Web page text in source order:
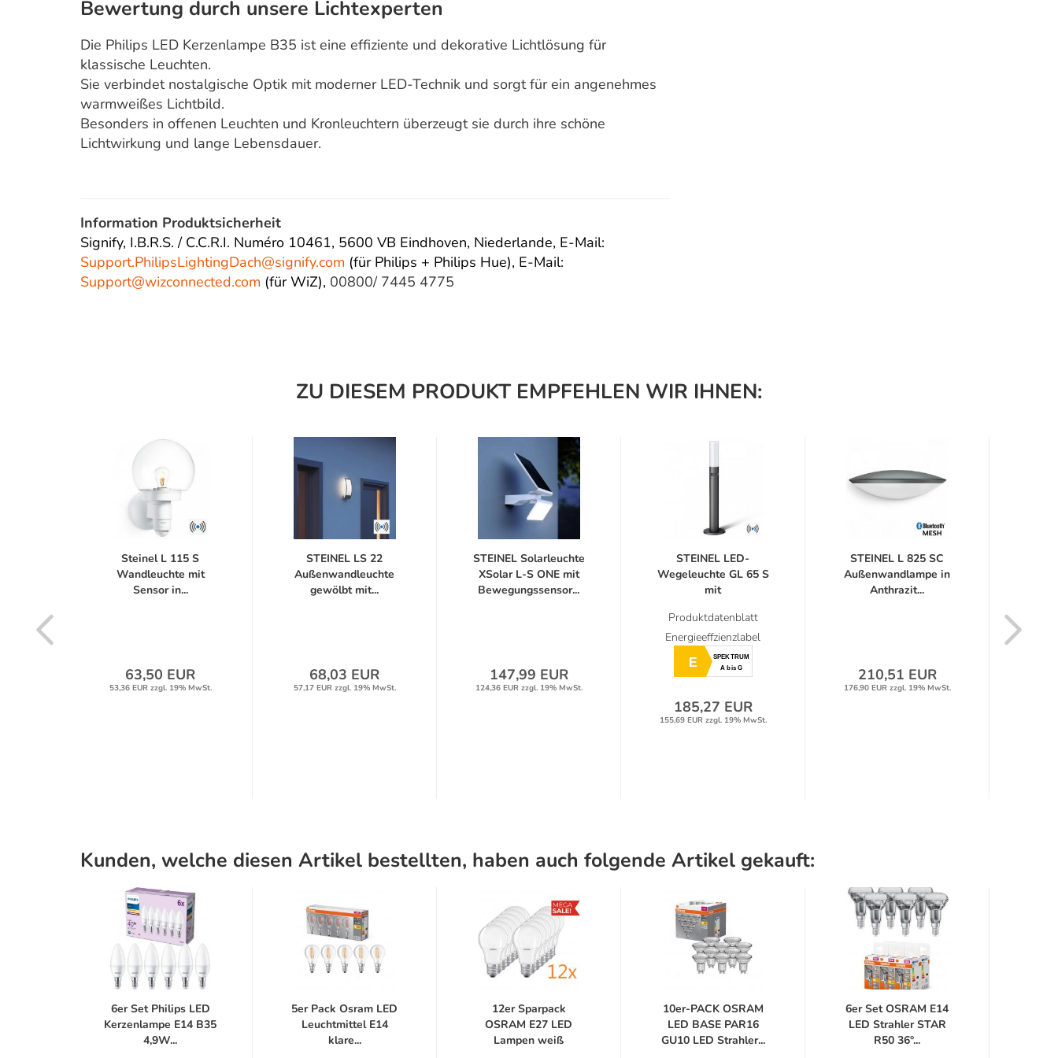
Bewertung durch unsere Lichtexperten
Die Philips LED Kerzenlampe B35 ist eine effiziente und dekorative Lichtlösung für
klassische Leuchten.
Sie verbindet nostalgische Optik mit moderner LED-Technik und sorgt für ein angenehmes
warmweißes Lichtbild.
Besonders in offenen Leuchten und Kronleuchtern überzeugt sie durch ihre schöne
Lichtwirkung und lange Lebensdauer.
Information Produktsicherheit
Signify, I.B.R.S. / C.C.R.I. Numéro 10461, 5600 VB Eindhoven, Niederlande, E-Mail:
Support.PhilipsLightingDach@signify.com (für Philips + Philips Hue), E-Mail:
Support@wizconnected.com (für WiZ), 00800/ 7445 4775
ZU DIESEM PRODUKT EMPFEHLEN WIR IHNEN:
Steinel L 115 S
Wandleuchte mit
Sensor in...
63,50 EUR
53,36 EUR zzgl. 19% MwSt.
STEINEL LS 22
Außenwandleuchte
gewölbt mit...
68,03 EUR
57,17 EUR zzgl. 19% MwSt.
STEINEL Solarleuchte
XSolar L-S ONE mit
Bewegungssensor...
147,99 EUR
124,36 EUR zzgl. 19% MwSt.
STEINEL LED-
Wegeleuchte GL 65 S
mit
Produktdatenblatt
Energieeffzienzlabel
E
SPEKTRUM
A bis G
185,27 EUR
155,69 EUR zzgl. 19% MwSt.
STEINEL L 825 SC
Außenwandlampe in
Anthrazit...
210,51 EUR
176,90 EUR zzgl. 19% MwSt.
Kunden, welche diesen Artikel bestellten, haben auch folgende Artikel gekauft:
6er Set Philips LED
Kerzenlampe E14 B35
4,9W...
5er Pack Osram LED
Leuchtmittel E14
klare...
12er Sparpack
OSRAM E27 LED
Lampen weiß
10er-PACK OSRAM
LED BASE PAR16
GU10 LED Strahler...
6er Set OSRAM E14
LED Strahler STAR
R50 36°...